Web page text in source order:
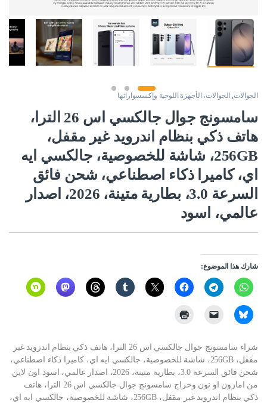
الجوالات, الجوالات، الأجهزة اللوحية وإكسسواراتها
سامسونج جوال جالكسي اس 26 الترا،
هاتف ذكي بنظام اندرويد غير مقفل،
256GB، شاشة للخصوصية، جالكسي ايه
اي، كاميرا ذكاء اصطناعي، شحن فائق
السرعة 3.0، بطارية متينة، 2026، اصدار
عالمي، اسود
شارك هذا الموضوع:
شراء سامسونج جوال جالكسي اس 26 الترا، هاتف ذكي بنظام اندرويد غير
مقفل، 256GB، شاشة للخصوصية، جالكسي ايه اي، كاميرا ذكاء اصطناعي،
شحن فائق السرعة 3.0، بطارية متينة، 2026، اصدار عالمي، اسود اون لاين
من امازون او نون وحراج سامسونج جوال جالكسي اس 26 الترا، هاتف
ذكي بنظام اندرويد غير مقفل، 256GB، شاشة للخصوصية، جالكسي ايه اي،